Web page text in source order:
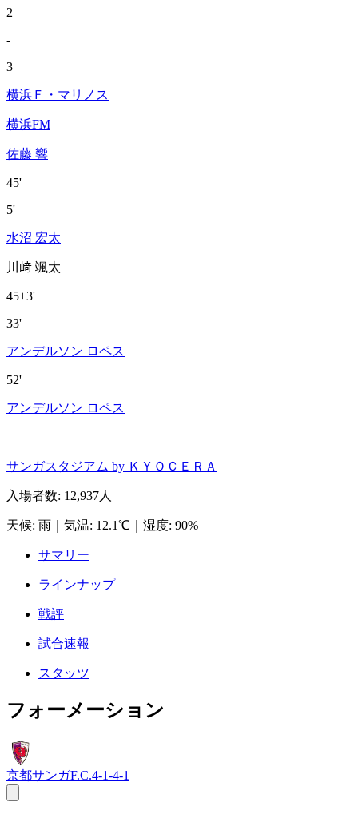
2
-
3
横浜Ｆ・マリノス
横浜FM
佐藤 響
45'
5'
水沼 宏太
川﨑 颯太
45+3'
33'
アンデルソン ロペス
52'
アンデルソン ロペス
サンガスタジアム by ＫＹＯＣＥＲＡ
入場者数: 12,937人
天候: 雨 気温: 12.1℃ 湿度: 90%
サマリー
ラインナップ
戦評
試合速報
スタッツ
フォーメーション
京都サンガF.C.4-1-4-1